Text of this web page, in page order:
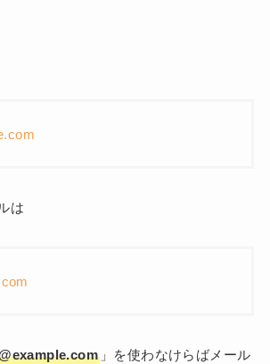
は
」を使わなけらばメール